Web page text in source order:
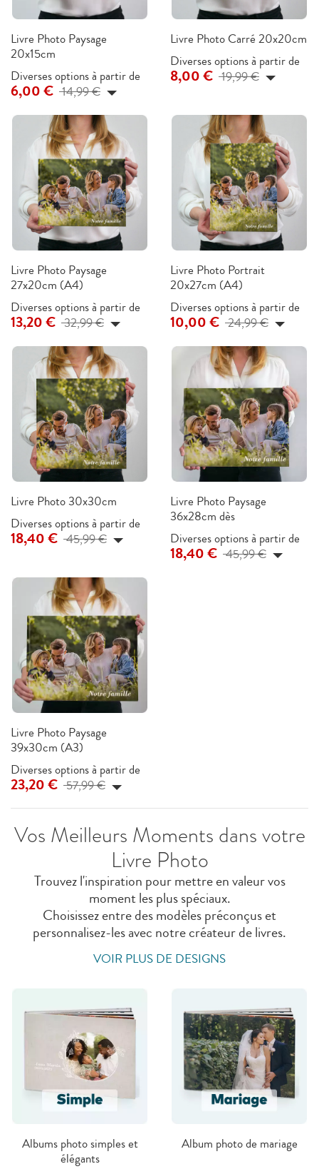
Livre Photo Paysage
20x15cm
Diverses options à partir de
6,00 € 14,99 €
Livre Photo Carré 20x20cm
Diverses options à partir de
8,00 € 19,99 €
Livre Photo Paysage
27x20cm (A4)
Diverses options à partir de
13,20 € 32,99 €
Livre Photo Portrait
20x27cm (A4)
Diverses options à partir de
10,00 € 24,99 €
Livre Photo 30x30cm
Diverses options à partir de
18,40 € 45,99 €
Livre Photo Paysage
36x28cm dès
Diverses options à partir de
18,40 € 45,99 €
Livre Photo Paysage
39x30cm (A3)
Diverses options à partir de
23,20 € 57,99 €
Vos Meilleurs Moments dans votre
Livre Photo
Trouvez l'inspiration pour mettre en valeur vos
moment les plus spéciaux.
Choisissez entre des modèles préconçus et
personnalisez-les avec notre créateur de livres.
VOIR PLUS DE DESIGNS
Albums photo simples et
élégants
Album photo de mariage